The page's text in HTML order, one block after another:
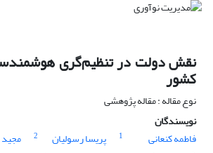
نقش دولت در تنظیم‌گری
کشور
نوع مقاله : مقاله پژوهشی
نویسندگان
فاطمه کنعانی
1 پریسا رسولیان 2